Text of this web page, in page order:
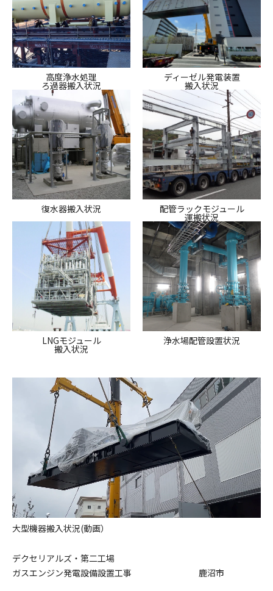
高度浄水処理
ろ過器搬入状況
ディーゼル発電装置
搬入状況
復水器搬入状況 配管ラックモジュール
運搬状況
LNGモジュール
搬入状況
浄水場配管設置状況
大型機器搬入状況(動画）
デクセリアルズ・第二工場
ガスエンジン発電設備設置工事
鹿沼市